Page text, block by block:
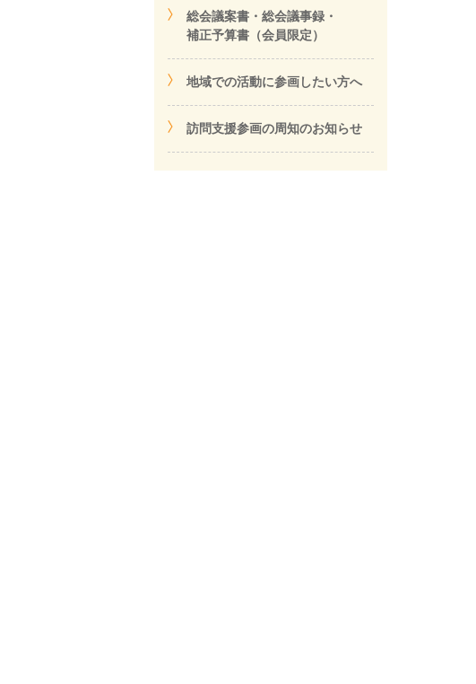
総会議案書・総会議事録・
補正予算書（会員限定）
地域での活動に参画したい方へ
訪問支援参画の周知のお知らせ